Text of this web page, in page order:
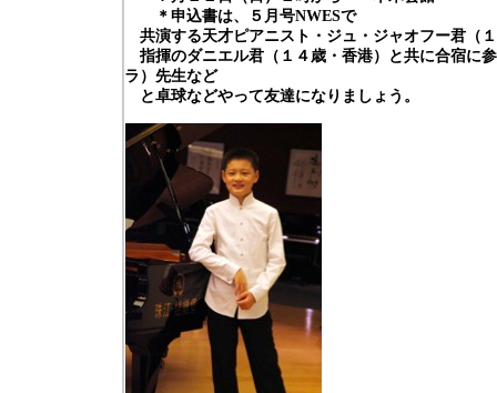
＊申込書は、５月号NWESで
共演する天才ピアニスト・ジュ・ジャオフー君（
指揮のダニエル君（１４歳・香港）と共に合宿に
ラ）先生など
と卓球などやって友達になりましょう。